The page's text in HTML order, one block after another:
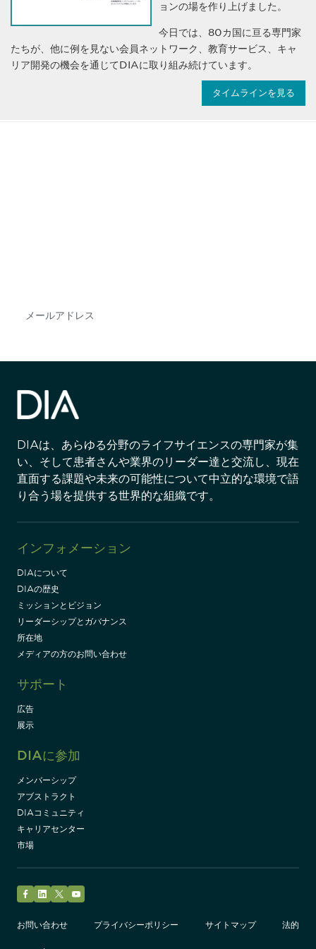
ョンの場を作り上げました。
今日では、80カ国に亘る専門家
たちが、他に例を見ない会員ネットワーク、教育サービス、キャ
リア開発の機会を通じてDIAに取り組み続けています。
タイムラインを見る
DIAは、あらゆる分野のライフサイエンスの専門家が集
い、そして患者さんや業界のリーダー達と交流し、現在
直面する課題や未来の可能性について中立的な環境で語
り合う場を提供する世界的な組織です。
インフォメーション
DIAについて
DIAの歴史
ミッションとビジョン
リーダーシップとガバナンス
所在地
メディアの方のお問い合わせ
サポート
広告
展示
DIAに参加
メンバーシップ
アブストラクト
DIAコミュニティ
キャリアセンター
市場
お問い合わせ
プライバシーポリシー サイトマップ 法的